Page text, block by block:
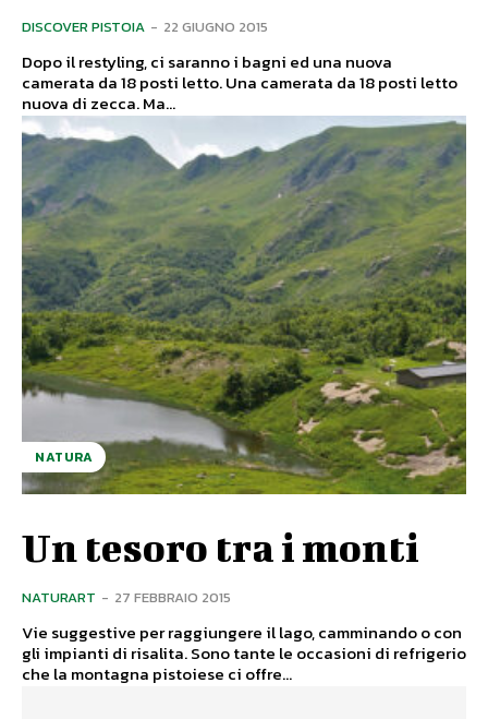
DISCOVER PISTOIA - 22 GIUGNO 2015
Dopo il restyling, ci saranno i bagni ed una nuova
camerata da 18 posti letto. Una camerata da 18 posti letto
nuova di zecca. Ma...
NATURA
Un tesoro tra i monti
NATURART - 27 FEBBRAIO 2015
Vie suggestive per raggiungere il lago, camminando o con
gli impianti di risalita. Sono tante le occasioni di refrigerio
che la montagna pistoiese ci offre...